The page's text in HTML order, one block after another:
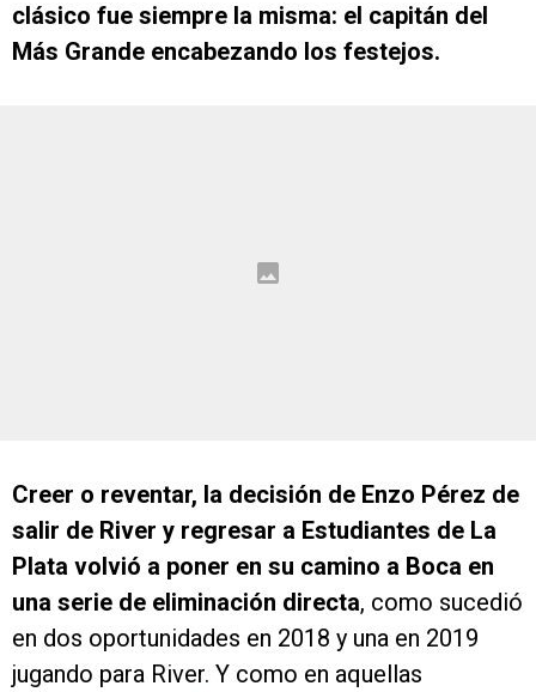
clásico fue siempre la misma: el capitán del
Más Grande encabezando los festejos.
Creer o reventar, la decisión de Enzo Pérez de
salir de River y regresar a Estudiantes de La
Plata volvió a poner en su camino a Boca en
una serie de eliminación directa, como sucedió
en dos oportunidades en 2018 y una en 2019
jugando para River. Y como en aquellas